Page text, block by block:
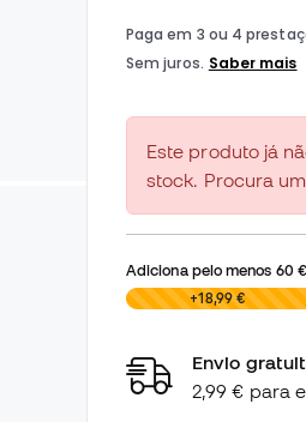
Este produto já
stock. Procura
Adiciona pelo menos 60 €
0,00 € +18,99 €
Envio
2,99 € para